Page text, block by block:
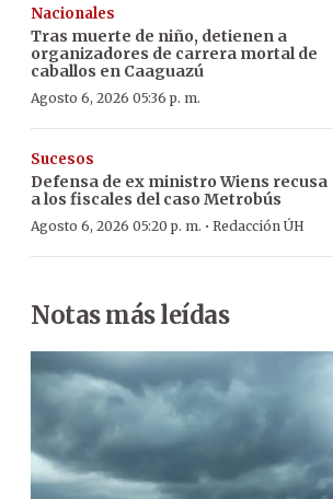
Nacionales
Tras muerte de niño, detienen a
organizadores de carrera mortal de
caballos en Caaguazú
Agosto 6, 2026 05:36 p. m.
Sucesos
Defensa de ex ministro Wiens recusa
a los fiscales del caso Metrobús
Agosto 6, 2026 05:20 p. m. · Redacción ÚH
Notas más leídas